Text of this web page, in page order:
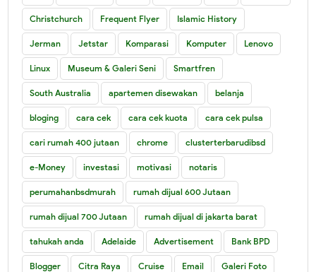
Christchurch Frequent Flyer Islamic History
Jerman Jetstar Komparasi Komputer Lenovo
Linux Museum & Galeri Seni Smartfren
South Australia apartemen disewakan belanja
bloging cara cek cara cek kuota cara cek pulsa
cari rumah 400 jutaan chrome clusterterbarudibsd
e-Money investasi motivasi notaris
perumahanbsdmurah rumah dijual 600 Jutaan
rumah dijual 700 Jutaan rumah dijual di jakarta barat
tahukah anda Adelaide Advertisement Bank BPD
Blogger Citra Raya Cruise Email Galeri Foto